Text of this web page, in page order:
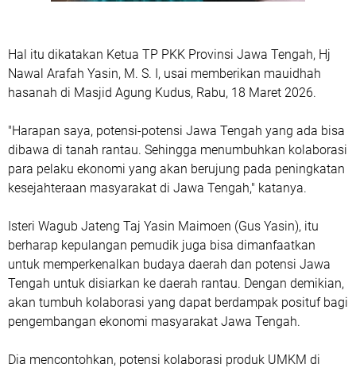
Hal itu dikatakan Ketua TP PKK Provinsi Jawa Tengah, Hj
Nawal Arafah Yasin, M. S. I, usai memberikan mauidhah
hasanah di Masjid Agung Kudus, Rabu, 18 Maret 2026.
"Harapan saya, potensi-potensi Jawa Tengah yang ada bisa
dibawa di tanah rantau. Sehingga menumbuhkan kolaborasi
para pelaku ekonomi yang akan berujung pada peningkatan
kesejahteraan masyarakat di Jawa Tengah," katanya.
Isteri Wagub Jateng Taj Yasin Maimoen (Gus Yasin), itu
berharap kepulangan pemudik juga bisa dimanfaatkan
untuk memperkenalkan budaya daerah dan potensi Jawa
Tengah untuk disiarkan ke daerah rantau. Dengan demikian,
akan tumbuh kolaborasi yang dapat berdampak posituf bagi
pengembangan ekonomi masyarakat Jawa Tengah.
Dia mencontohkan, potensi kolaborasi produk UMKM di